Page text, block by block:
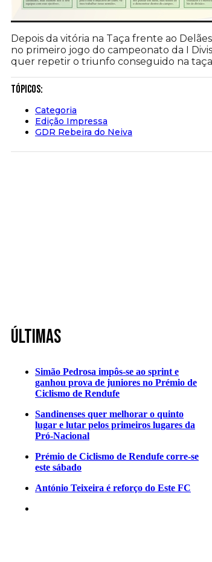
Depois da vitória na Taça frente ao
no primeiro jogo do campeonato da I
quer repetir o triunfo conseguido na
Tópicos:
Categoria
Edição Impressa
GDR Rebeira do Neiva
Últimas
Simão Pedrosa impôs-se ao sprint e
ganhou prova de juniores no Prémio de
Ciclismo de Rendufe
Sandinenses quer melhorar o quinto
lugar e lutar pelos primeiros lugares da
Pró-Nacional
Prémio de Ciclismo de Rendufe corre-se
este sábado
António Teixeira é reforço do Este FC